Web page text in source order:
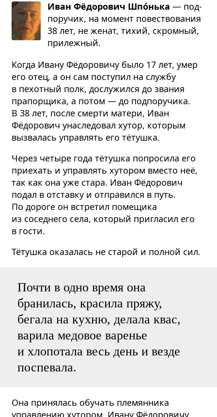
Иван Фёдорович Шпо́нька — под­
по­ру­чик, на момент повест­во­ва­ния
38 лет, не женат, тихий, скром­ный,
при­леж­ный.
Когда Ивану Фёдоровичу было 17 лет, умер
его отец, а он сам поступил на службу
в пехотный полк, дослужился до звания
прапорщика, а потом — до подпоручика.
В 38 лет, после смерти матери, Иван
Фёдорович унаследовал хутор, которым
вызвалась управлять его тётушка.
Через четыре года тётушка попросила его
приехать и управлять хутором вместо неё,
так как она уже стара. Иван Фёдорович
подал в отставку и отправился в путь.
По дороге он встретил помещика
из соседнего села, который пригласил его
в гости.
Тётушка оказалась не старой и полной сил.
Почти в одно время она
бранилась, красила пряжу,
бегала на кухню, делала квас,
варила медовое варенье
и хлопотала весь день и везде
поспевала.
Она принялась обучать племянника